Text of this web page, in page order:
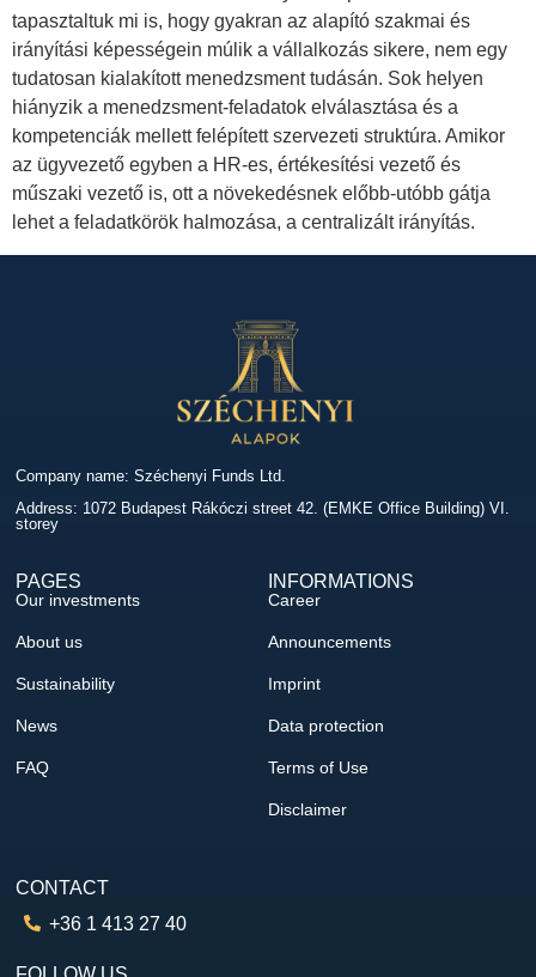
tapasztaltuk mi is, hogy gyakran az alapító szakmai és
irányítási képességein múlik a vállalkozás sikere, nem egy
tudatosan kialakított menedzsment tudásán. Sok helyen
hiányzik a menedzsment-feladatok elválasztása és a
kompetenciák mellett felépített szervezeti struktúra. Amikor
az ügyvezető egyben a HR-es, értékesítési vezető és
műszaki vezető is, ott a növekedésnek előbb-utóbb gátja
lehet a feladatkörök halmozása, a centralizált irányítás.
Company name: Széchenyi Funds Ltd.
Address: 1072 Budapest Rákóczi street 42. (EMKE Office Building) VI.
storey
PAGES
Our investments
About us
Sustainability
News
FAQ
INFORMATIONS
Career
Announcements
Imprint
Data protection
Terms of Use
Disclaimer
CONTACT
+36 1 413 27 40